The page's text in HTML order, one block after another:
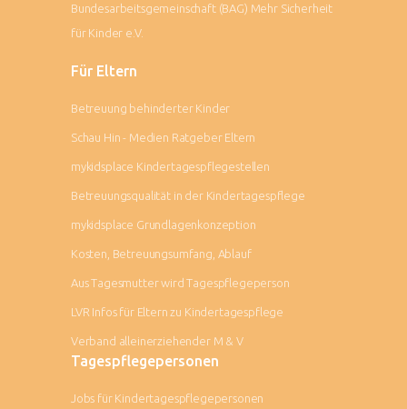
Bundesarbeitsgemeinschaft (BAG) Mehr Sicherheit
für Kinder e.V.
Für Eltern
Betreuung behinderter Kinder
Schau Hin - Medien Ratgeber Eltern
mykidsplace Kindertagespflegestellen
Betreuungsqualität in der Kindertagespflege
mykidsplace Grundlagenkonzeption
Kosten, Betreuungsumfang, Ablauf
Aus Tagesmutter wird Tagespflegeperson
LVR Infos für Eltern zu Kindertagespflege
Verband alleinerziehender M & V
Tagespflegepersonen
Jobs für Kindertagespflegepersonen